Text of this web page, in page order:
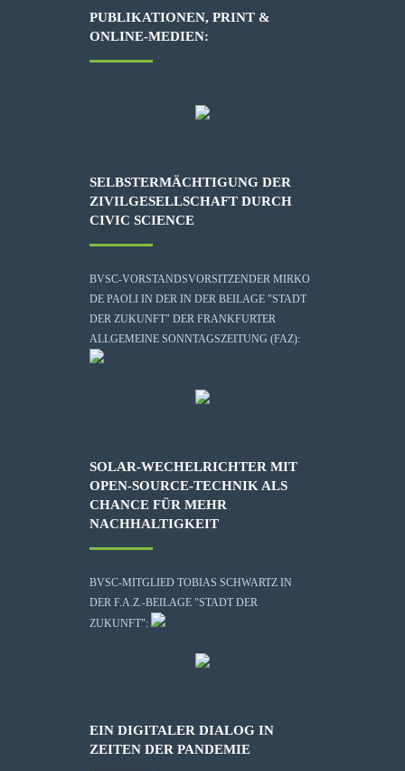
PUBLIKATIONEN, PRINT &
ONLINE-MEDIEN:
SELBSTERMÄCHTIGUNG DER
ZIVILGESELLSCHAFT DURCH
CIVIC SCIENCE
BVSC-VORSTANDSVORSITZENDER MIRKO
DE PAOLI IN DER IN DER BEILAGE "STADT
DER ZUKUNFT" DER FRANKFURTER
ALLGEMEINE SONNTAGSZEITUNG (FAZ):
SOLAR-WECHELRICHTER MIT
OPEN-SOURCE-TECHNIK ALS
CHANCE FÜR MEHR
NACHHALTIGKEIT
BVSC-MITGLIED TOBIAS SCHWARTZ IN
DER F.A.Z.-BEILAGE "STADT DER
ZUKUNFT":
EIN DIGITALER DIALOG IN
ZEITEN DER PANDEMIE